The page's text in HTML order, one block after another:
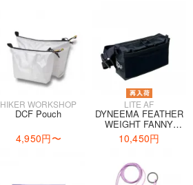
HIKER WORKSHOP
DCF Pouch
4,950円〜
LITE AF
DYNEEMA FEATHER
WEIGHT FANNY
PACK
10,450円